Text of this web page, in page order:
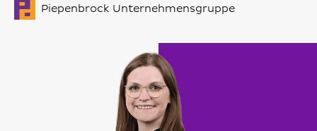
Piepenbrock Unternehmensgruppe